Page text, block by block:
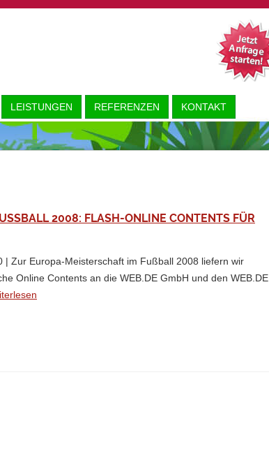
LEISTUNGEN REFERENZEN KONTAKT
2008: FLASH-ONLINE CONTENTS FÜR W
| Zur Europa-Meisterschaft im Fußball 2008 liefern wir
Online Contents an die WEB.DE GmbH und den WEB.DE